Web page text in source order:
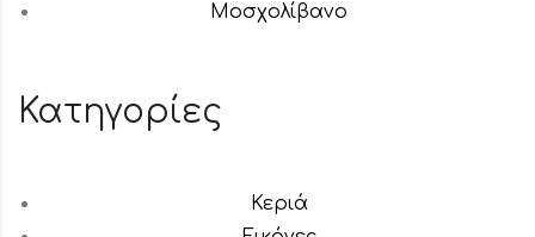
Μοσχολίβανο
Κατηγορίες
Κεριά